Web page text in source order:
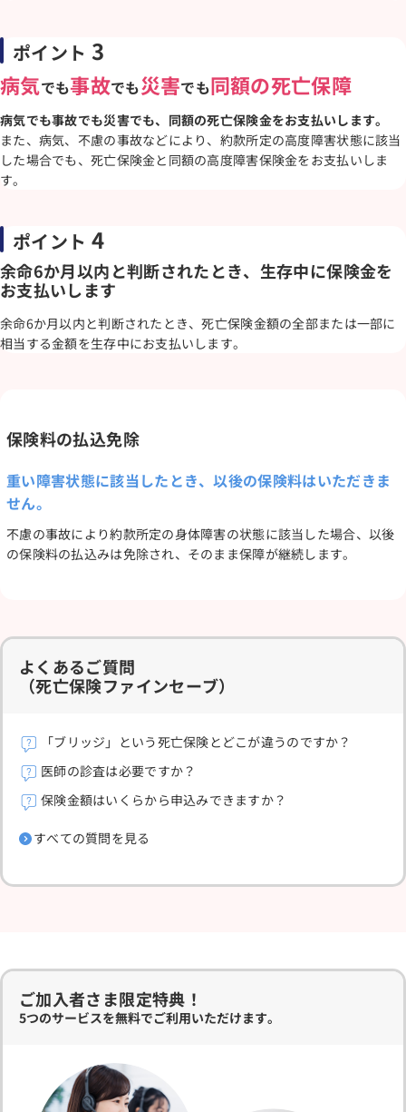
ポイント 3
病気でも事故でも災害でも同額の死亡保障
病気でも事故でも災害でも、同額の死亡保険金をお支払いします。
また、病気、不慮の事故などにより、約款所定の高度障害状態に該当
した場合でも、死亡保険金と同額の高度障害保険金をお支払いしま
す。
ポイント 4
余命6か月以内と判断されたとき、生存中に保険金を
お支払いします
余命6か月以内と判断されたとき、死亡保険金額の全部または一部に
相当する金額を生存中にお支払いします。
保険料の払込免除
重い障害状態に該当したとき、以後の保険料はいただきま
せん。
不慮の事故により約款所定の身体障害の状態に該当した場合、以後
の保険料の払込みは免除され、そのまま保障が継続します。
よくあるご質問
（死亡保険ファインセーブ）
「ブリッジ」という死亡保険とどこが違うのですか？
医師の診査は必要ですか？
保険金額はいくらから申込みできますか？
すべての質問を見る
ご加入者さま限定特典！
5つのサービスを無料でご利用いただけます。